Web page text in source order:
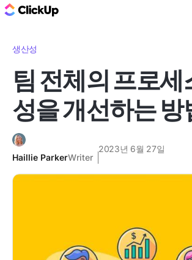
생산성
팀 전체의 프로세
성을 개선하는 방
Haillie ParkerWriter
2023년 6월 27일